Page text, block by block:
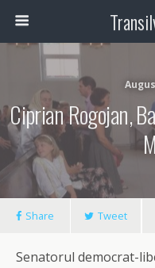
Ciprian Rogojan,
Share Tweet
Senatorul democrat-